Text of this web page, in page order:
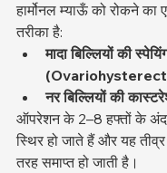
हार्मोनल म्याऊँ को रोकने का
तरीका है:
मादा बिल्लियों की
नर बिल्लियों की
ऑपरेशन के 2–8 हफ्तों के अंदर
स्थिर हो जाते हैं और यह
तरह समाप्त हो जाती है।